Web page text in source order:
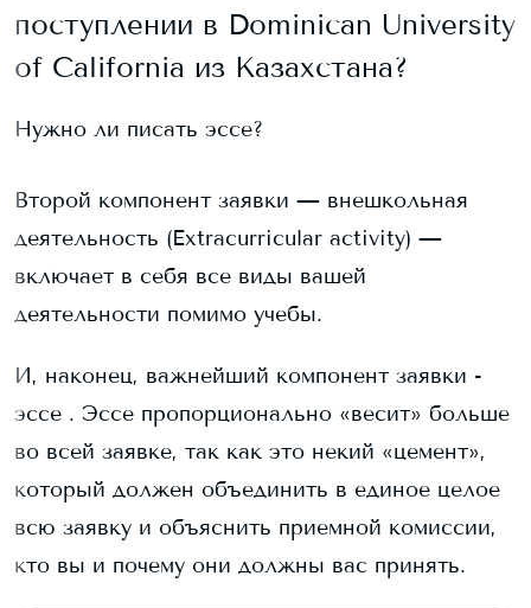
поступлении в Dominican University
of California из Казахстана?
Нужно ли писать эссе?
Второй компонент заявки — внешкольная
деятельность (Extracurricular activity) —
включает в себя все виды вашей
деятельности помимо учебы.
И, наконец, важнейший компонент заявки -
эссе . Эссе пропорционально «весит» больше
во всей заявке, так как это некий «цемент»,
который должен объединить в единое целое
всю заявку и объяснить приемной комиссии,
кто вы и почему они должны вас принять.